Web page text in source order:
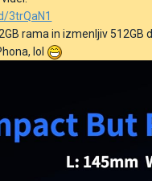
3trQaN1
rama in izmenljiv 512GB
lol